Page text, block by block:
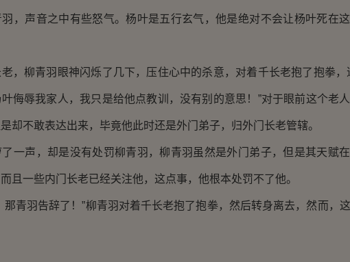
，声音之中有些怒气。杨叶是五行玄气，他是绝对不会让杨叶死在
柳青羽眼神闪烁了几下，压住心中的杀意，对着千长老抱了抱拳，
侮辱我家人，我只是给他点教训，没有别的意思！”对于眼前这个老
却不敢表达出来，毕竟他此时还是外门弟子，归外门长老管辖。
声，却是没有处罚柳青羽，柳青羽虽然是外门弟子，但是其天赋在
且一些内门长老已经关注他，这点事，他根本处罚不了他。
羽告辞了！”柳青羽对着千长老抱了抱拳，然后转身离去，然而，